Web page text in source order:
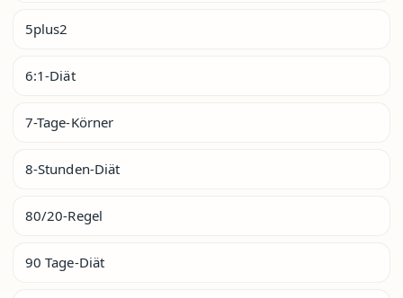
5plus2
6:1-Diät
7-Tage-Körner
8-Stunden-Diät
80/20-Regel
90 Tage-Diät